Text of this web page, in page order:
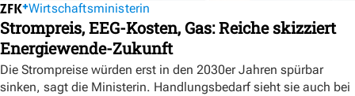
Wirtschaftsministerin
Strompreis, EEG-Kosten, Gas: Reiche skizziert
Energiewende-Zukunft
Die Strompreise würden erst in den 2030er Jahren spürbar
sinken, sagt die Ministerin. Handlungsbedarf sieht sie auch bei